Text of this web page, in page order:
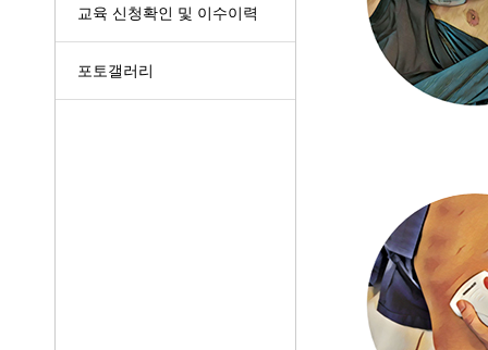
교육 신청확인 및 이수이력
포토갤러리